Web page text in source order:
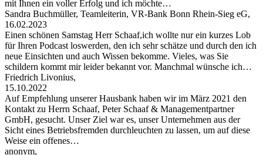
mit Ihnen ein voller Erfolg und ich möchte…
Sandra Buchmüller, Teamleiterin, VR-Bank Bonn Rhein-Sieg eG,
16.02.2023
Einen schönen Samstag Herr Schaaf,ich wollte nur ein kurzes Lob
für Ihren Podcast loswerden, den ich sehr schätze und durch den ich
neue Einsichten und auch Wissen bekomme. Vieles, was Sie
schildern kommt mir leider bekannt vor. Manchmal wünsche ich…
Friedrich Livonius,
15.10.2022
Auf Empfehlung unserer Hausbank haben wir im März 2021 den
Kontakt zu Herrn Schaaf, Peter Schaaf & Managementpartner
GmbH, gesucht. Unser Ziel war es, unser Unternehmen aus der
Sicht eines Betriebsfremden durchleuchten zu lassen, um auf diese
Weise ein offenes…
anonym,